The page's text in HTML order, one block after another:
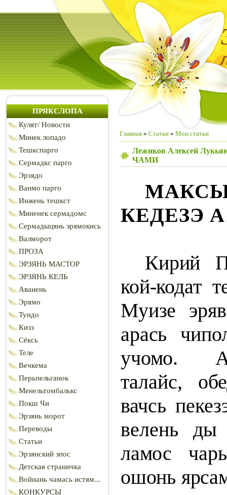
ПРЯКСЛОПА
Кулят/ Новости
Минек лопадо
Тешкспарго
Сермадкс парго
Эрзядо
Ванмо парго
Инжень тешкст
Миненек сермадомс
Сермадыцянь эрямокись
Валморот
ПРОЗА
ЭРЗЯНЬ МАСТОР
ЭРЗЯНЬ КЕЛЬ
Аванень
Эрямо
Тундо
Кизэ
Сёксь
Теле
Вечкема
Перьпельганок
Менельтомбалькс
Покш Чи
Эрзянь морот
Переводы
Статьи
Эрзянский эпос
Детская страничка
Войнань чамась истям...
КОНКУРСЫ
Главная » Статьи » Мои статьи
Лежиков Алексей
ЧАМИ
КЕДЕЗЭ
Кирий
кой-кодат
Муизе
арась
учомо.
талайс,
вачсь
велень
ламос
ошонь